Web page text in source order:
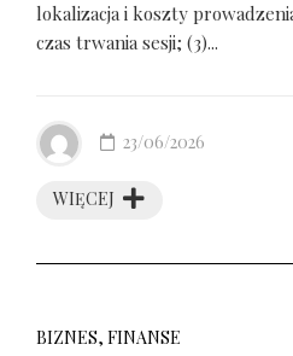
lokalizacja i koszty
czas trwania sesji; (3)...
WIĘCEJ
23/06/2026
BIZNES, FINANSE